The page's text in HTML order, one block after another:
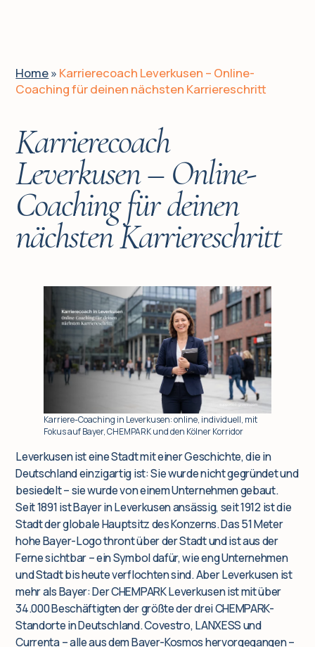
Für wen?
Klient:innen
Über mich
Leistungen
Insights
Für Firmenkunden
Q&A
Blog
Home» Karrierecoach Leverkusen – Online-
Coaching für deinen nächsten Karriereschritt
Karrierecoach
Leverkusen – Online-
Coaching für deinen
nächsten Karriereschritt
Karriere-Coaching in Leverkusen: online, individuell, mit
Fokus auf Bayer, CHEMPARK und den Kölner Korridor
Leverkusen ist eine Stadt mit einer Geschichte, die in
Deutschland einzigartig ist: Sie wurde nicht gegründet und
besiedelt – sie wurde von einem Unternehmen gebaut.
Seit 1891 ist Bayer in Leverkusen ansässig, seit 1912 ist die
Stadt der globale Hauptsitz des Konzerns. Das 51 Meter
hohe Bayer-Logo thront über der Stadt und ist aus der
Ferne sichtbar – ein Symbol dafür, wie eng Unternehmen
und Stadt bis heute verflochten sind. Aber Leverkusen ist
mehr als Bayer: Der CHEMPARK Leverkusen ist mit über
34.000 Beschäftigten der größte der drei CHEMPARK-
Standorte in Deutschland. Covestro, LANXESS und
Currenta – alle aus dem Bayer-Kosmos hervorgegangen –